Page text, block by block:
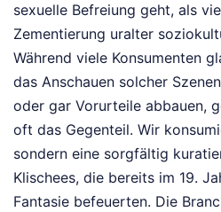
sexuelle Befreiung geht, als
Zementierung uralter
Während viele Konsumenten
das Anschauen solcher
oder gar Vorurteile abbauen,
oft das Gegenteil. Wir
sondern eine sorgfältig
Klischees, die bereits im 19.
Fantasie befeuerten. Die